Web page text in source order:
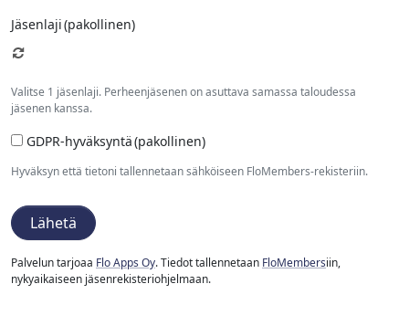
Jäsenlaji(pakollinen)
Valitse 1 jäsenlaji. Perheenjäsenen on asuttava samassa taloudessa
jäsenen kanssa.
GDPR-hyväksyntä(pakollinen)
Hyväksyn että tietoni tallennetaan sähköiseen FloMembers-rekisteriin.
Lähetä
Palvelun tarjoaa Flo Apps Oy. Tiedot tallennetaan FloMembersiin,
nykyaikaiseen jäsenrekisteriohjelmaan.